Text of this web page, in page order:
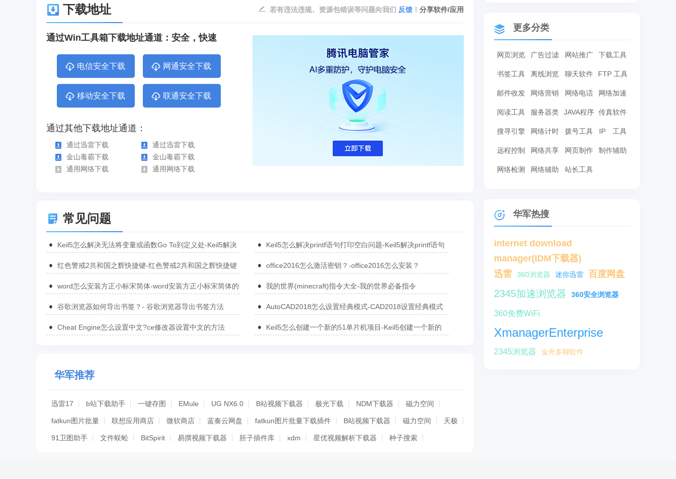
下载地址 分享软件/应用
若有违法违规、资源包错误等问题向我们 反馈 ！
通过Win工具箱下载地址通道：安全，快速
电信安全下载 网通安全下载
移动安全下载 联通安全下载
通过其他下载地址通道：
通过迅雷下载
通过迅雷下载
金山毒霸下载
金山毒霸下载
通用网络下载
通用网络下载
常见问题
Keil5怎么解决无法将变量或函数Go To到定义处-Keil5解决
Keil5怎么解决printf语句打印空白问题-Keil5解决printf语句
红色警戒2共和国之辉快捷键-红色警戒2共和国之辉快捷键
office2016怎么激活密钥？-office2016怎么安装？
word怎么安装方正小标宋简体-word安装方正小标宋简体的
我的世界(minecraft)指令大全-我的世界必备指令
谷歌浏览器如何导出书签？- 谷歌浏览器导出书签方法
AutoCAD2018怎么设置经典模式-CAD2018设置经典模式
Cheat Engine怎么设置中文?ce修改器设置中文的方法
Keil5怎么创建一个新的51单片机项目-Keil5创建一个新的
华军推荐
迅雷17 b站下载助手 一键存图 EMule UG NX6.0 B站视频下载器 极光下载 NDM下载器 磁力空间
fatkun图片批量 联想应用商店 微软商店 蓝奏云网盘 fatkun图片批量下载插件 B站视频下载器 磁力空间 天极
91卫图助手 文件蜈蚣 BitSpirit 易撰视频下载器 胚子插件库 xdm 星优视频解析下载器 种子搜索
更多分类
网页浏览 广告过滤 网站推广 下载工具
书签工具 离线浏览 聊天软件 FTP 工具
邮件收发 网络营销 网络电话 网络加速
阅读工具 服务器类 JAVA程序 传真软件
搜寻引擎 网络计时 拨号工具 IP 工具
远程控制 网络共享 网页制作 制作辅助
网络检测 网络辅助 站长工具
华军热搜
internet download
manager(IDM下载器)
迅雷
360浏览器 迷你迅雷 百度网盘
2345加速浏览器 360安全浏览器
360免费WiFi
XmanagerEnterprise
2345浏览器 金舟多聊软件